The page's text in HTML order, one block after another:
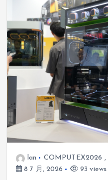
lan COMPUTEX2026 ,
8 7 月, 2026
93 views